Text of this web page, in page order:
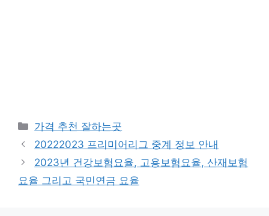
카
테
리
가격 추천 잘하는곳
20222023 프리미어리그 중계 정보 안내
2023년 건강보험요율, 고용보험요율, 산재보험
요율 그리고 국민연금 요율